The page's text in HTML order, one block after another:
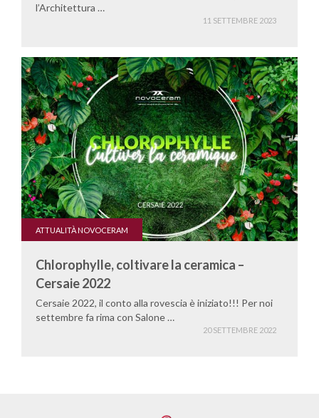
l’Architettura …
11 SETTEMBRE 2023
ATTUALITÀ NOVOCERAM
Chlorophylle, coltivare la ceramica –
Cersaie 2022
Cersaie 2022, il conto alla rovescia è iniziato!!! Per noi
settembre fa rima con Salone …
20 SETTEMBRE 2022